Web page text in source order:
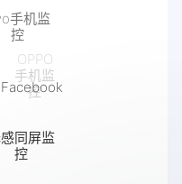
控
Facebook
感同屏监
控